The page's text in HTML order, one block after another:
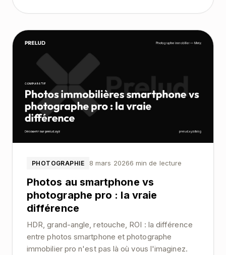
PHOTOGRAPHIE 8 mars 20266 min de lecture
Photos au smartphone vs
photographe pro : la vraie
différence
HDR, grand-angle, retouche, ROI : la différence
entre photos smartphone et photographe
immobilier pro n'est pas là où vous l'imaginez.